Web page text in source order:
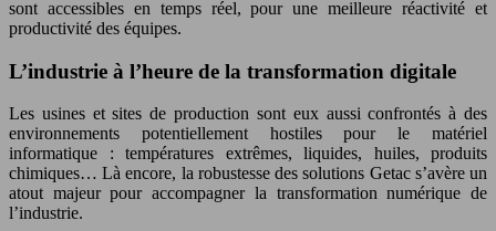
sont accessibles en temps réel, pour une meilleure réactivité et
productivité des équipes.
L’industrie à l’heure de la transformation digitale
Les usines et sites de production sont eux aussi confrontés à des
environnements potentiellement hostiles pour le matériel
informatique : températures extrêmes, liquides, huiles, produits
chimiques… Là encore, la robustesse des solutions Getac s’avère un
atout majeur pour accompagner la transformation numérique de
l’industrie.